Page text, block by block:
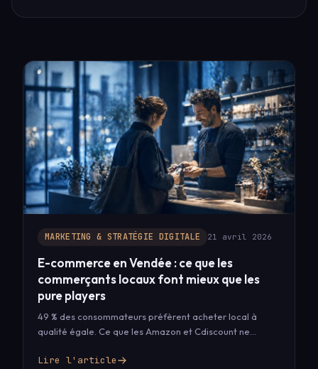
MARKETING & STRATÉGIE DIGITALE 21 avril 2026
E-commerce en Vendée : ce que les
commerçants locaux font mieux que les
pure players
49 % des consommateurs préfèrent acheter local à
qualité égale. Ce que les Amazon et Cdiscount ne
Lire l'article